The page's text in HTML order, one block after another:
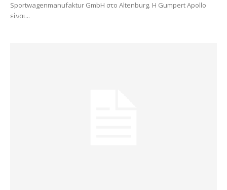
Sportwagenmanufaktur GmbH στο Altenburg. Η Gumpert Apollo
είναι...